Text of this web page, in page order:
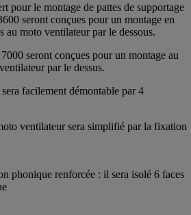
pour le montage de pattes de supportage
seront conçues pour un montage en
au moto ventilateur par le dessous.
seront conçues pour un montage au
par le dessus.
facilement démontable par 4
ventilateur sera simplifié par la fixation
phonique renforcée : il sera isolé 6 faces